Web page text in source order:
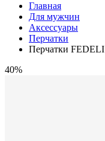
Главная
Для мужчин
Аксессуары
Перчатки
Перчатки FEDELI
40%